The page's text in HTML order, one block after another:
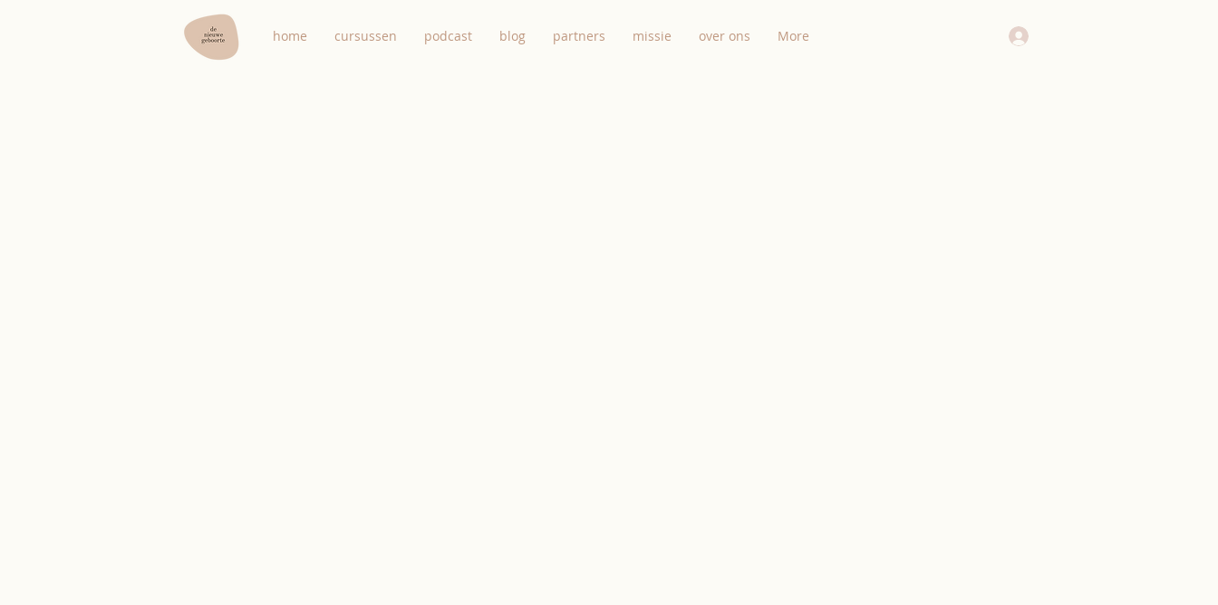
home cursussen podcast blog partners missie over ons More